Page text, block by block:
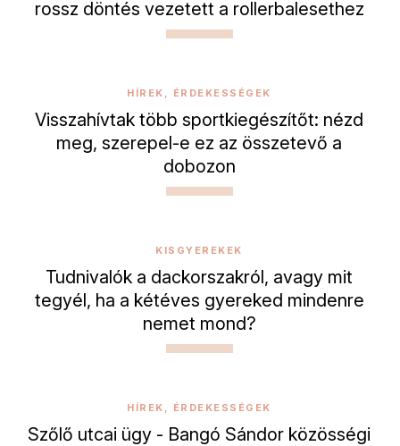
rossz döntés vezetett a rollerbalesethez
HÍREK, ÉRDEKESSÉGEK
Visszahívtak több sportkiegészítőt: nézd
meg, szerepel-e ez az összetevő a
dobozon
KISGYEREKEK
Tudnivalók a dackorszakról, avagy mit
tegyél, ha a kétéves gyereked mindenre
nemet mond?
HÍREK, ÉRDEKESSÉGEK
Szőlő utcai ügy - Bangó Sándor közösségi